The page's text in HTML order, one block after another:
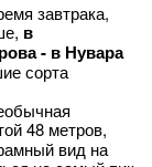
завтрака,
в
- в Нувара
сорта
48 метров,
вид на